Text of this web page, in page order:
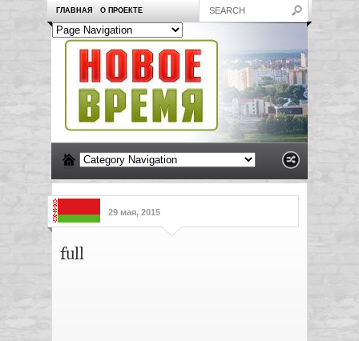
ГЛАВНАЯ О ПРОЕКТЕ
29 мая, 2015
full